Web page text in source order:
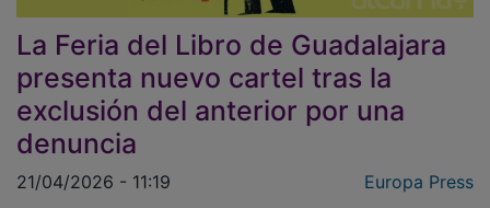
La Feria del Libro de Guadalajara
presenta nuevo cartel tras la
exclusión del anterior por una
denuncia